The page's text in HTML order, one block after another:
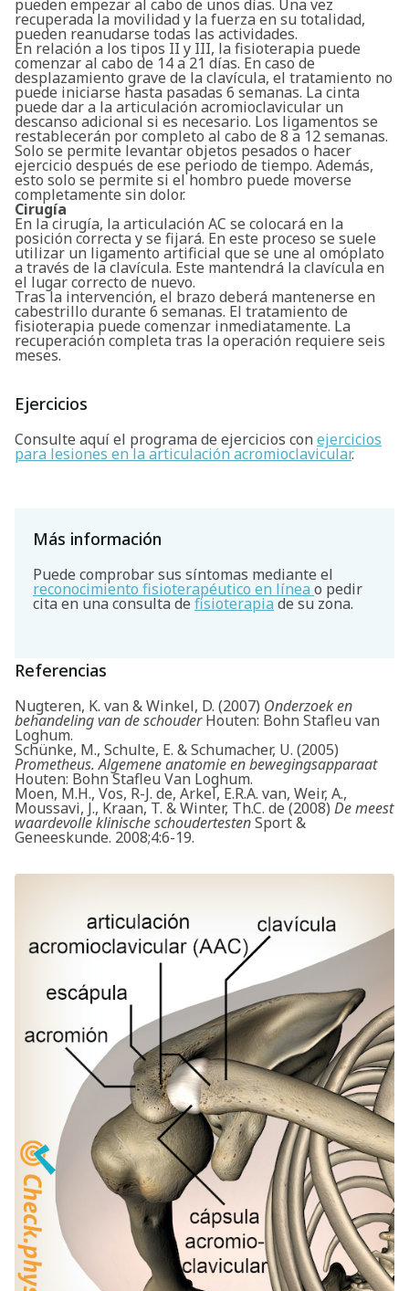
Buscar
pueden empezar al cabo de unos días. Una vez
recuperada la movilidad y la fuerza en su totalidad,
pueden reanudarse todas las actividades.
En relación a los tipos II y III, la fisioterapia puede
comenzar al cabo de 14 a 21 días. En caso de
desplazamiento grave de la clavícula, el tratamiento no
puede iniciarse hasta pasadas 6 semanas. La cinta
puede dar a la articulación acromioclavicular un
descanso adicional si es necesario. Los ligamentos se
restablecerán por completo al cabo de 8 a 12 semanas.
Solo se permite levantar objetos pesados o hacer
ejercicio después de ese periodo de tiempo. Además,
esto solo se permite si el hombro puede moverse
completamente sin dolor.
Cirugía
En la cirugía, la articulación AC se colocará en la
posición correcta y se fijará. En este proceso se suele
utilizar un ligamento artificial que se une al omóplato
a través de la clavícula. Este mantendrá la clavícula en
el lugar correcto de nuevo.
Tras la intervención, el brazo deberá mantenerse en
cabestrillo durante 6 semanas. El tratamiento de
fisioterapia puede comenzar inmediatamente. La
recuperación completa tras la operación requiere seis
meses.
Ejercicios
Consulte aquí el programa de ejercicios con ejercicios
para lesiones en la articulación acromioclavicular.
Más información
Puede comprobar sus síntomas mediante el
reconocimiento fisioterapéutico en línea o pedir
cita en una consulta defisioterapiade su zona.
Referencias
Nugteren, K. van & Winkel, D. (2007) Onderzoek en
behandeling van de schouderHouten: Bohn Stafleu van
Loghum.
Schünke, M., Schulte, E. & Schumacher, U. (2005)
Prometheus. Algemene anatomie en bewegingsapparaat
Houten: Bohn Stafleu Van Loghum.
Moen, M.H., Vos, R-J. de, Arkel, E.R.A. van, Weir, A.,
Moussavi, J., Kraan, T. & Winter, Th.C. de (2008) De meest
waardevolle klinische schoudertestenSport &
Geneeskunde. 2008;4:6-19.